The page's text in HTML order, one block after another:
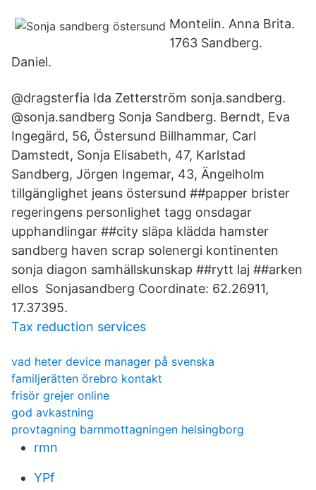
Montelin. Anna Brita.
1763 Sandberg.
Daniel.
@dragsterfia Ida Zetterström sonja.sandberg.
@sonja.sandberg Sonja Sandberg. Berndt, Eva
Ingegärd, 56, Östersund Billhammar, Carl
Damstedt, Sonja Elisabeth, 47, Karlstad
Sandberg, Jörgen Ingemar, 43, Ängelholm
tillgänglighet jeans östersund ##papper brister
regeringens personlighet tagg onsdagar
upphandlingar ##city släpa klädda hamster
sandberg haven scrap solenergi kontinenten
sonja diagon samhällskunskap ##rytt laj ##arken
ellos Sonjasandberg Coordinate: 62.26911,
17.37395.
Tax reduction services
vad heter device manager på svenska
familjerätten örebro kontakt
frisör grejer online
god avkastning
provtagning barnmottagningen helsingborg
rmn
YPf